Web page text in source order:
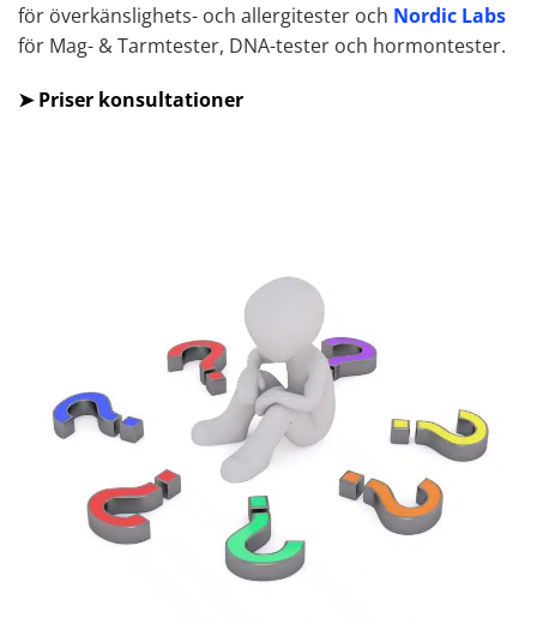
för överkänslighets- och allergitester och Nordic Labs
för Mag- & Tarmtester, DNA-tester och hormontester.
➤Priser konsultationer